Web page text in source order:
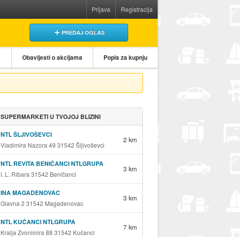
Prijava Registracija
PREDAJ OGLAS
Obavijesti o akcijama Popis za kupnju
SUPERMARKETI U TVOJOJ BLIZINI
NTL ŠLJIVOŠEVCI
Vladimira Nazora 49 31542 Šljivoševci
2 km
NTL REVITA BENIČANCI NTLGRUPA
I. L. Ribara 31542 Beničanci
3 km
INA MAGADENOVAC
Glavna 2 31542 Magadenovac
3 km
NTL KUĆANCI NTLGRUPA
Kralja Zvonimira 88 31542 Kućanci
7 km